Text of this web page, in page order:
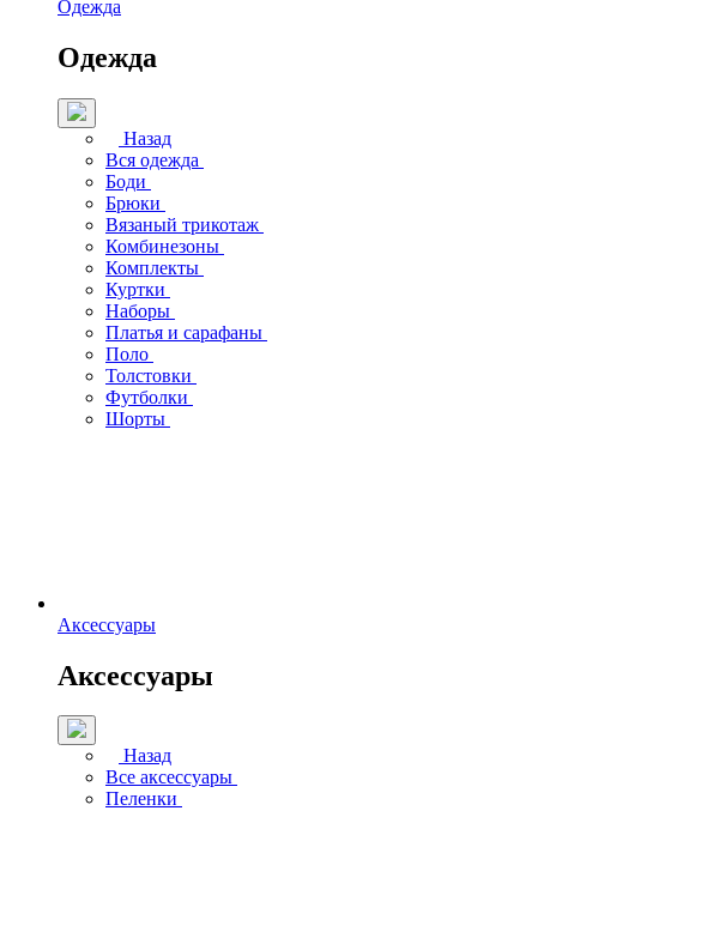
Одежда
Одежда
Назад
Вся одежда
Боди
Брюки
Вязаный трикотаж
Комбинезоны
Комплекты
Куртки
Наборы
Платья и сарафаны
Поло
Толстовки
Футболки
Шорты
Аксессуары
Аксессуары
Назад
Все аксессуары
Пеленки